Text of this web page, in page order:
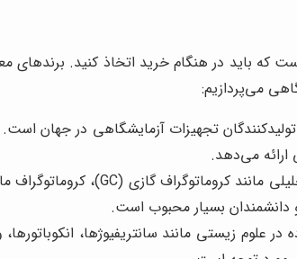
باید در هنگام خرید اتخاذ کنید. برندهای
می‌پردازیم:
می‌دهد.
دانشمندان بسیار محبوب است.